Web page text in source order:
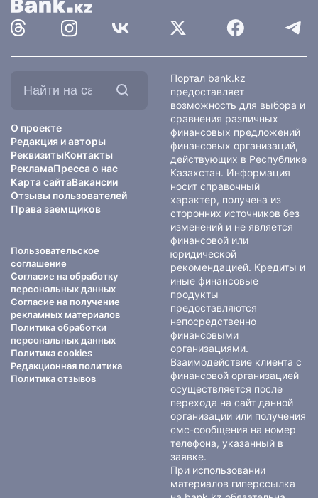
О проекте
Редакция и авторы
РеквизитыКонтакты
РекламаПресса о нас
Карта сайтаВакансии
Отзывы пользователей
Права заемщиков
Пользовательское
соглашение
Согласие на обработку
персональных данных
Согласие на получение
рекламных материалов
Политика обработки
персональных данных
Политика cookies
Редакционная политика
Политика отзывов
Портал bank.kz
предоставляет
возможность для выбора и
сравнения различных
финансовых предложений
финансовых организаций,
действующих в Республике
Казахстан. Информация
носит справочный
характер, получена из
сторонних источников без
изменений и не является
финансовой или
юридической
рекомендацией. Кредиты и
иные финансовые
продукты
предоставляются
непосредственно
финансовыми
организациями.
Взаимодействие клиента с
финансовой организацией
осуществляется после
перехода на сайт данной
организации или получения
смс-сообщения на номер
телефона, указанный в
заявке.
При использовании
материалов гиперссылка